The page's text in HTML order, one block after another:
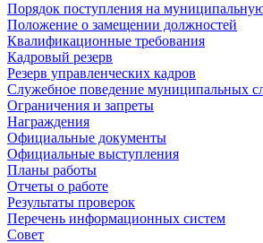
Порядок поступления на
Положение о замещении должностей
Квалификационные требования
Кадровый резерв
Резерв управленческих кадров
Служебное поведение муниципальных
Ограничения и запреты
Награждения
Официальные документы
Официальные выступления
Планы работы
Отчеты о работе
Результаты проверок
Перечень информационных систем
Совет